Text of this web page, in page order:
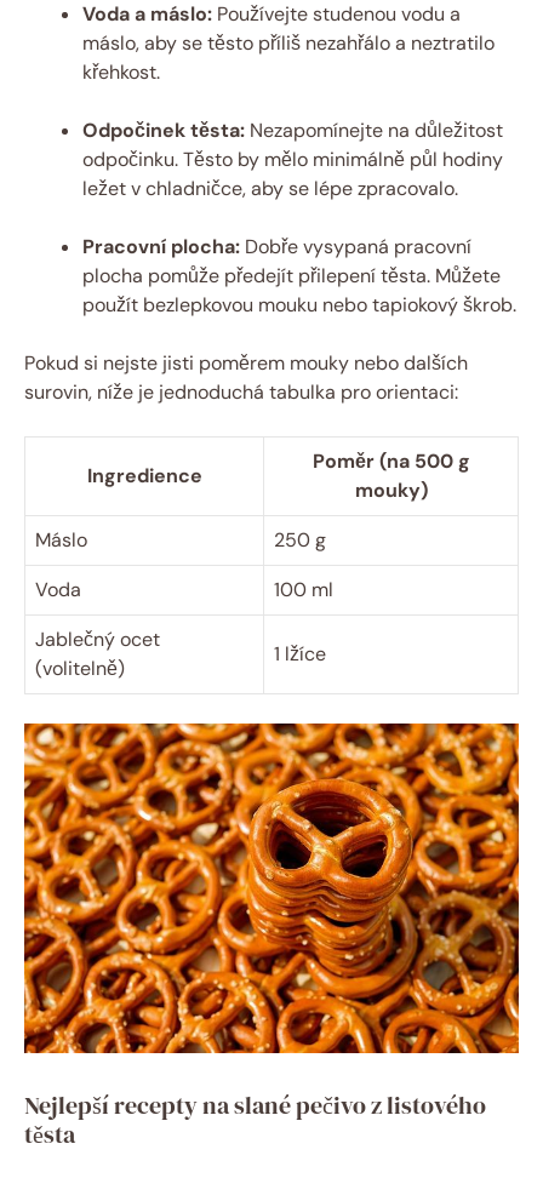
Voda a máslo: Používejte studenou vodu a
máslo, aby se těsto příliš nezahřálo a neztratilo
křehkost.
Odpočinek těsta: Nezapomínejte na důležitost
odpočinku. Těsto by mělo minimálně půl hodiny
ležet v chladničce, aby se lépe zpracovalo.
Pracovní plocha: Dobře vysypaná pracovní
plocha pomůže předejít přilepení těsta. Můžete
použít bezlepkovou mouku nebo tapiokový škrob.
Pokud si nejste jisti poměrem mouky nebo dalších
surovin, níže je jednoduchá tabulka pro orientaci:
Ingredience
Poměr (na 500 g
mouky)
Máslo
250 g
Voda
100 ml
Jablečný ocet
(volitelně)
1 lžíce
Nejlepší recepty na slané pečivo z listového
těsta